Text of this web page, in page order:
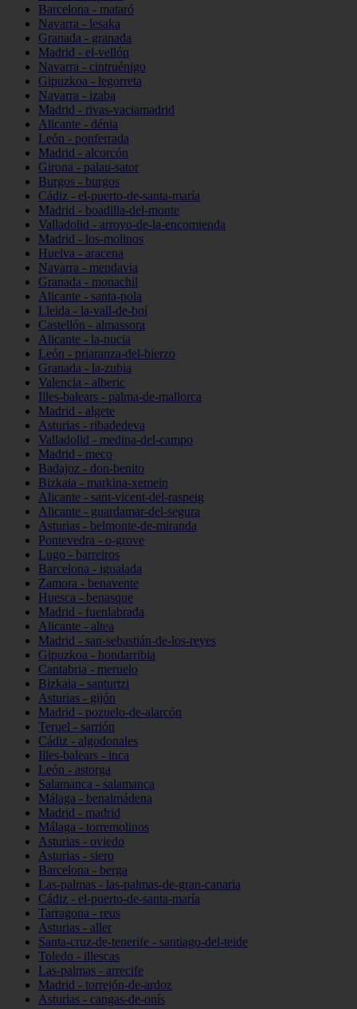
Barcelona - mataró
Navarra - lesaka
Granada - granada
Madrid - el-vellón
Navarra - cintruénigo
Gipuzkoa - legorreta
Navarra - izaba
Madrid - rivas-vaciamadrid
Alicante - dénia
León - ponferrada
Madrid - alcorcón
Girona - palau-sator
Burgos - burgos
Cádiz - el-puerto-de-santa-maría
Madrid - boadilla-del-monte
Valladolid - arroyo-de-la-encomienda
Madrid - los-molinos
Huelva - aracena
Navarra - mendavia
Granada - monachil
Alicante - santa-pola
Lleida - la-vall-de-boí
Castellón - almassora
Alicante - la-nucia
León - priaranza-del-bierzo
Granada - la-zubia
Valencia - alberic
Illes-balears - palma-de-mallorca
Madrid - algete
Asturias - ribadedeva
Valladolid - medina-del-campo
Madrid - meco
Badajoz - don-benito
Bizkaia - markina-xemein
Alicante - sant-vicent-del-raspeig
Alicante - guardamar-del-segura
Asturias - belmonte-de-miranda
Pontevedra - o-grove
Lugo - barreiros
Barcelona - igualada
Zamora - benavente
Huesca - benasque
Madrid - fuenlabrada
Alicante - altea
Madrid - san-sebastián-de-los-reyes
Gipuzkoa - hondarribia
Cantabria - meruelo
Bizkaia - santurtzi
Asturias - gijón
Madrid - pozuelo-de-alarcón
Teruel - sarrión
Cádiz - algodonales
Illes-balears - inca
León - astorga
Salamanca - salamanca
Málaga - benalmádena
Madrid - madrid
Málaga - torremolinos
Asturias - oviedo
Asturias - siero
Barcelona - berga
Las-palmas - las-palmas-de-gran-canaria
Cádiz - el-puerto-de-santa-maría
Tarragona - reus
Asturias - aller
Santa-cruz-de-tenerife - santiago-del-teide
Toledo - illescas
Las-palmas - arrecife
Madrid - torrejón-de-ardoz
Asturias - cangas-de-onís